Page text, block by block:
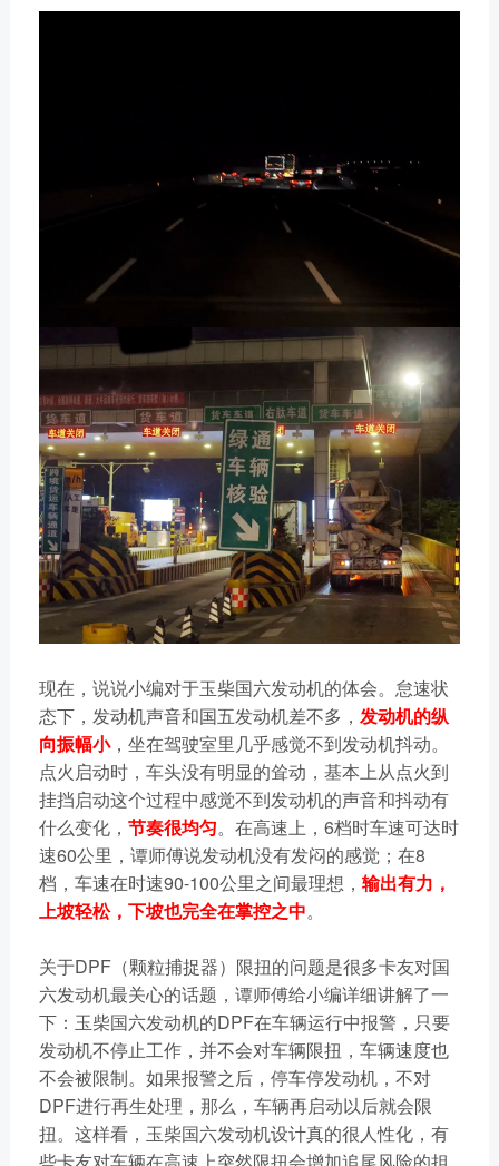
现在，说说小编对于玉柴国六发动机的体会。怠速状
态下，发动机声音和国五发动机差不多， 发动机的纵
向振幅小，坐在驾驶室里几乎感觉不到发动机抖动。
点火启动时，车头没有明显的耸动，基本上从点火到
挂挡启动这个过程中感觉不到发动机的声音和抖动有
什么变化， 节奏很均匀。在高速上，6档时车速可达时
速60公里，谭师傅说发动机没有发闷的感觉；在8
档，车速在时速90-100公里之间最理想， 输出有力，
上坡轻松，下坡也完全在掌控之中。
关于DPF（颗粒捕捉器）限扭的问题是很多卡友对国
六发动机最关心的话题，谭师傅给小编详细讲解了一
下：玉柴国六发动机的DPF在车辆运行中报警，只要
发动机不停止工作，并不会对车辆限扭，车辆速度也
不会被限制。如果报警之后，停车停发动机，不对
DPF进行再生处理，那么，车辆再启动以后就会限
扭。这样看，玉柴国六发动机设计真的很人性化，有